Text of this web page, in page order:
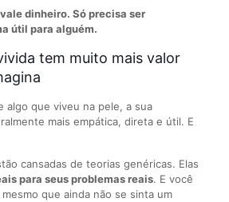
dinheiro. Só precisa ser
útil para alguém.
tem muito mais valor
algo que viveu na pele, a sua
mais empática, direta e útil. E
cansadas de teorias genéricas. Elas
para seus problemas reais. E você
que ainda não se sinta um